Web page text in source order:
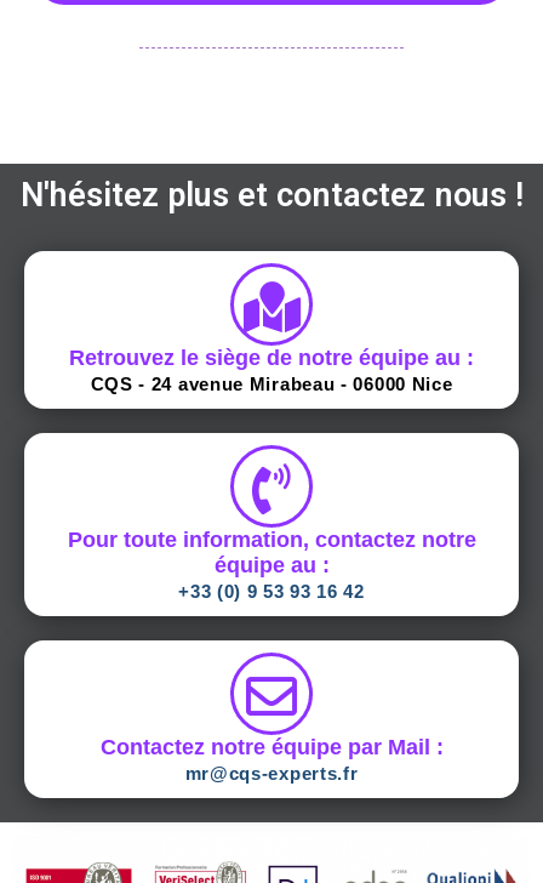
N'hésitez plus et contactez nous !
Retrouvez le siège de notre équipe au :
CQS - 24 avenue Mirabeau - 06000 Nice​
Pour toute information, contactez notre
équipe au :
+33 (0) 9 53 93 16 42
Contactez notre équipe par Mail :
mr@cqs-experts.fr